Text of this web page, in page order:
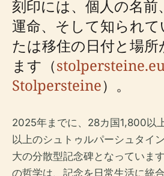
刻印には、個人の名前
運命、そして知られて
たは移住の日付と場
ます（
Stolpersteine）。
2025年までに、28カ国1,800以
以上のシュトゥルパーシュタイ
大の分散型記念碑となっていま
の哲学は、記念を日常生活に統